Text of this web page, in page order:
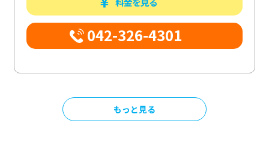
042-326-4301
もっと見る